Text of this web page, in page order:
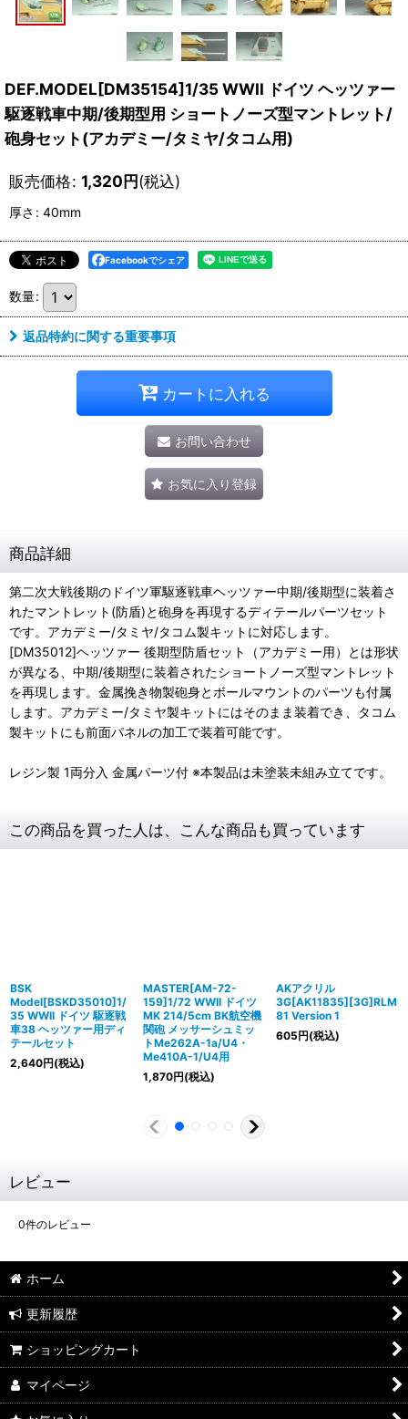
DEF.MODEL[DM35154]1/35 WWII ドイツ ヘッツァー
駆逐戦車中期/後期型用 ショートノーズ型マントレット/
砲身セット(アカデミー/タミヤ/タコム用)
販売価格: 1,320円(税込)
厚さ : 40mm
Facebookでシェア
数量:
返品特約に関する重要事項
カートに入れる
お問い合わせ
お気に入り登録
商品詳細
第二次大戦後期のドイツ軍駆逐戦車ヘッツァー中期/後期型に装着さ
れたマントレット(防盾)と砲身を再現するディテールパーツセット
です。アカデミー/タミヤ/タコム製キットに対応します。
[DM35012]ヘッツァー 後期型防盾セット（アカデミー用）とは形状
が異なる、中期/後期型に装着されたショートノーズ型マントレット
を再現します。金属挽き物製砲身とボールマウントのパーツも付属
します。アカデミー/タミヤ製キットにはそのまま装着でき、タコム
製キットにも前面パネルの加工で装着可能です。
レジン製 1両分入 金属パーツ付 ※本製品は未塗装未組み立てです。
この商品を買った人は、こんな商品も買っています
BSK
Model[BSKD35010]1/
35 WWII ドイツ 駆逐戦
車38 ヘッツァー用ディ
テールセット
2,640円(税込)
MASTER[AM-72-
159]1/72 WWII ドイツ
MK 214/5cm BK航空機
関砲 メッサーシュミッ
トMe262A-1a/U4・
Me410A-1/U4用
1,870円(税込)
AKアクリル
3G[AK11835][3G]RLM
81 Version 1
605円(税込)
レビュー
0件のレビュー
ホーム
更新履歴
ショッピングカート
マイページ